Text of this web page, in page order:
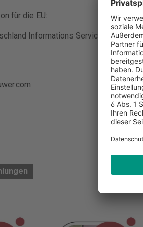
für die EU:
Informations Services G